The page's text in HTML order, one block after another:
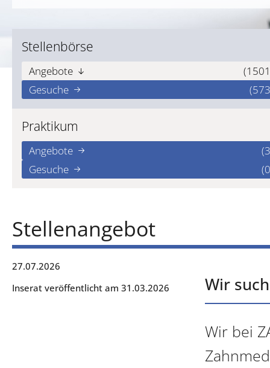
Stellenbörse
Angebote
Gesuche
Praktikum
Angebote
Gesuche
Stellenangebot
27.07.2026
Inserat veröffentlicht am 31.03.2026
Wir
Wir bei